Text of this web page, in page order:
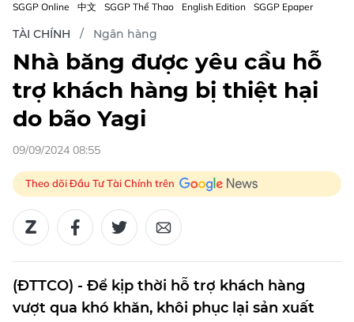
SGGP Online 中文 SGGP Thể Thao English Edition SGGP Epaper
TÀI CHÍNH Ngân hàng
Nhà băng được yêu cầu hỗ
trợ khách hàng bị thiệt hại
do bão Yagi
09/09/2024 08:55
Theo dõi Đầu Tư Tài Chính trên
(ĐTTCO) - Để kịp thời hỗ trợ khách hàng
vượt qua khó khăn, khôi phục lại sản xuất